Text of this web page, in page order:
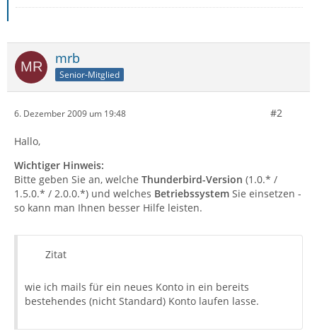
mrb
Senior-Mitglied
6. Dezember 2009 um 19:48 #2
Hallo,
Wichtiger Hinweis:
Bitte geben Sie an, welche Thunderbird-Version (1.0.* /
1.5.0.* / 2.0.0.*) und welches Betriebssystem Sie einsetzen -
so kann man Ihnen besser Hilfe leisten.
Zitat
wie ich mails für ein neues Konto in ein bereits
bestehendes (nicht Standard) Konto laufen lasse.